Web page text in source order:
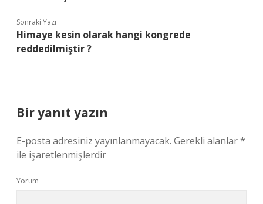
Sonraki Yazı
Himaye kesin olarak hangi kongrede
reddedilmiştir ?
Bir yanıt yazın
E-posta adresiniz yayınlanmayacak. Gerekli alanlar*
ile işaretlenmişlerdir
Yorum